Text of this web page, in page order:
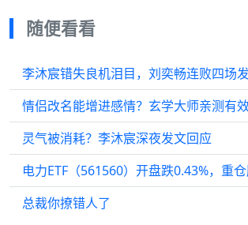
随便看看
灵气被消耗？李沐宸深夜发文回应
总裁你撩错人了